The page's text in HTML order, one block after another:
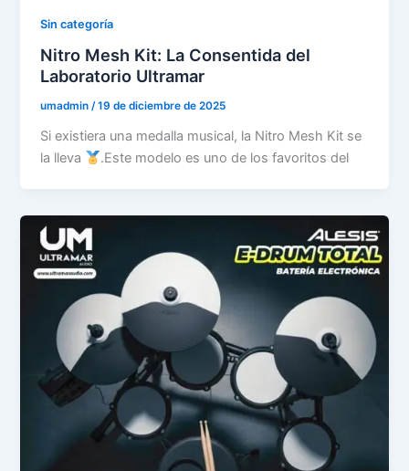
Sin categoría
Nitro Mesh Kit: La Consentida del
Laboratorio Ultramar
umadmin/19 de diciembre de 2025
Si existiera una medalla musical, la Nitro Mesh Kit se
la lleva
.Este modelo es uno de los favoritos del